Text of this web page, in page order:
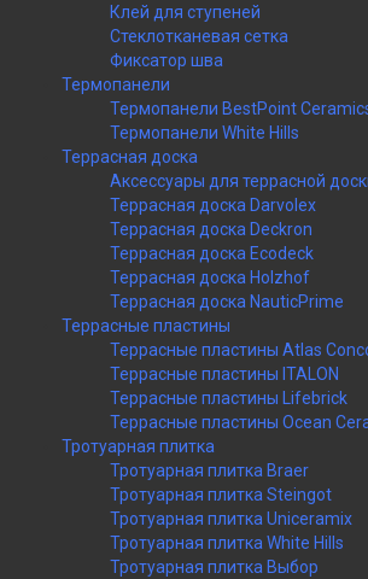
Клей для ступеней
Стеклотканевая сетка
Фиксатор шва
Термопанели
Термопанели BestPoint
Термопанели White Hills
Террасная доска
Аксессуары для террасной
Террасная доска Darvolex
Террасная доска Deckron
Террасная доска Ecodeck
Террасная доска Holzhof
Террасная доска NauticPrime
Террасные пластины
Террасные пластины Atlas
Террасные пластины ITALON
Террасные пластины Lifebrick
Террасные пластины Ocean
Тротуарная плитка
Тротуарная плитка Braer
Тротуарная плитка Steingot
Тротуарная плитка Uniceramix
Тротуарная плитка White Hills
Тротуарная плитка Выбор